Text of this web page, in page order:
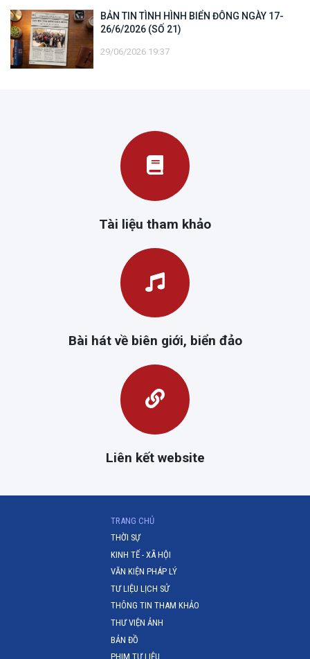
BẢN TIN TÌNH HÌNH BIỂN ĐÔNG NGÀY 17-
26/6/2026 (SỐ 21)
29/06/2026 19:37
Tài liệu tham khảo
Bài hát về biên giới, biển đảo
Liên kết website
TRANG CHỦ(CURRENT)
THỜI SỰ
KINH TẾ - XÃ HỘI
VĂN KIỆN PHÁP LÝ
TƯ LIỆU LỊCH SỬ
THÔNG TIN THAM KHẢO
THƯ VIỆN ẢNH
BẢN ĐỒ
PHIM TƯ LIỆU